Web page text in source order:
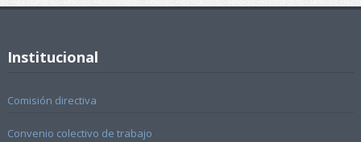
Institucional
Comisión directiva
Convenio colectivo de trabajo